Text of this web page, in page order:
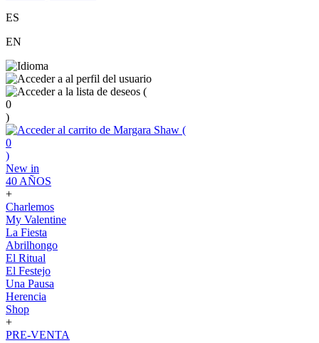
ES
EN
(
0
)
(
0
)
New in
40 AÑOS
+
Charlemos
My Valentine
La Fiesta
Abrilhongo
El Ritual
El Festejo
Una Pausa
Herencia
Shop
+
PRE-VENTA